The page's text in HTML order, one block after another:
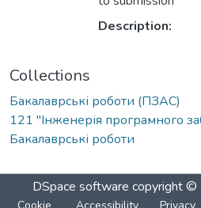
Description:
Collections
Бакалаврські роботи (ПЗАС)
121 "Інженерія програмного
Бакалаврські роботи
DSpace software copyright